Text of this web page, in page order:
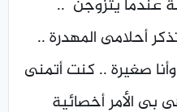
عندما يتزوجن ..
أحلامى المهدرة ..
صغيرة .. كنت أتمنى
بى الأمر أخصائية